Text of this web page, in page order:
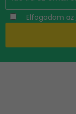
Elfogadom az